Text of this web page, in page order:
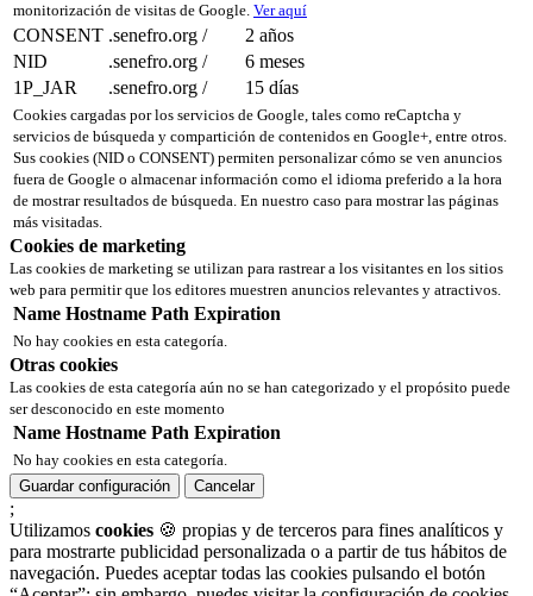
monitorización de visitas de Google. Ver aquí
CONSENT .senefro.org /
2 años
NID
.senefro.org /
6 meses
1P_JAR
.senefro.org / 15 días
Cookies cargadas por los servicios de Google, tales como reCaptcha y
servicios de búsqueda y compartición de contenidos en Google+, entre otros.
Sus cookies (NID o CONSENT) permiten personalizar cómo se ven anuncios
fuera de Google o almacenar información como el idioma preferido a la hora
de mostrar resultados de búsqueda. En nuestro caso para mostrar las páginas
más visitadas.
Cookies de marketing
Las cookies de marketing se utilizan para rastrear a los visitantes en los sitios
web para permitir que los editores muestren anuncios relevantes y atractivos.
Name Hostname Path Expiration
No hay cookies en esta categoría.
Otras cookies
Las cookies de esta categoría aún no se han categorizado y el propósito puede
ser desconocido en este momento
Name Hostname Path Expiration
No hay cookies en esta categoría.
Guardar configuración
Cancelar
;
Utilizamos cookies 🍪 propias y de terceros para fines analíticos y
para mostrarte publicidad personalizada o a partir de tus hábitos de
navegación. Puedes aceptar todas las cookies pulsando el botón